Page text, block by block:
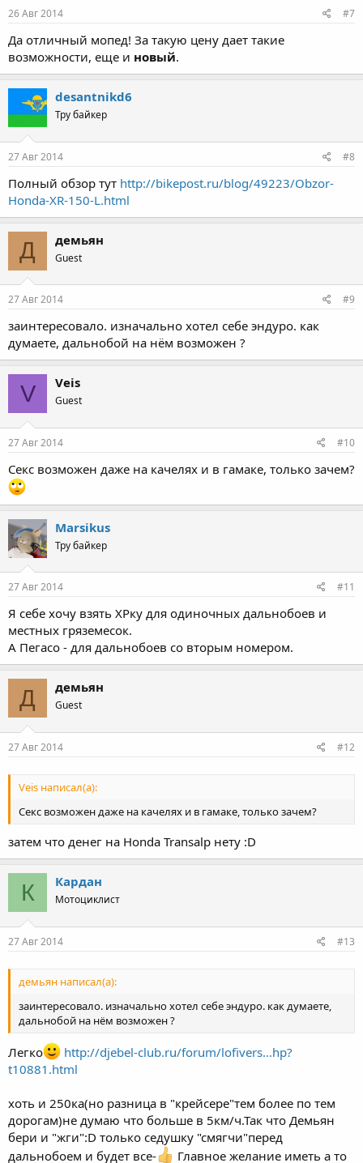
26 Авг 2014 #7
Да отличный мопед! За такую цену дает такие
возможности, еще и новый.
desantnikd6
Тру байкер
27 Авг 2014 #8
Полный обзор тут http://bikepost.ru/blog/49223/Obzor-
Honda-XR-150-L.html
Д демьян
Guest
27 Авг 2014 #9
заинтересовало. изначально хотел себе эндуро. как
думаете, дальнобой на нём возможен ?
V Veis
Guest
27 Авг 2014 #10
Секс возможен даже на качелях и в гамаке, только зачем?
Marsikus
Тру байкер
27 Авг 2014 #11
Я себе хочу взять ХРку для одиночных дальнобоев и
местных гряземесок.
А Пегасо - для дальнобоев со вторым номером.
Д демьян
Guest
27 Авг 2014 #12
Veis написал(а):
Секс возможен даже на качелях и в гамаке, только зачем?
затем что денег на Honda Transalp нету :D
К Кардан
Мотоциклист
27 Авг 2014 #13
демьян написал(а):
заинтересовало. изначально хотел себе эндуро. как думаете,
дальнобой на нём возможен ?
Легко
http://djebel-club.ru/forum/lofivers...hp?
t10881.html
хоть и 250ка(но разница в "крейсере"тем более по тем
дорогам)не думаю что больше в 5км/ч.Так что Демьян
бери и "жги":D только седушку "смягчи"перед
дальнобоем и будет все-
Главное желание иметь а то